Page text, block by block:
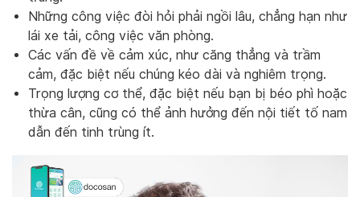
Những công việc đòi hỏi phải ngồi lâu, chẳng hạn như
lái xe tải, công việc văn phòng.
Các vấn đề về cảm xúc, như căng thẳng và trầm
cảm, đặc biệt nếu chúng kéo dài và nghiêm trọng.
Trọng lượng cơ thể, đặc biệt nếu bạn bị béo phì hoặc
thừa cân, cũng có thể ảnh hưởng đến nội tiết tố nam
dẫn đến tinh trùng ít.